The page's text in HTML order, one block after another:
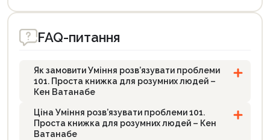
FAQ-питання
Як замовити Уміння розв’язувати проблеми
101. Проста книжка для розумних людей –
Кен Ватанабе
Ціна Уміння розв’язувати проблеми 101.
Проста книжка для розумних людей – Кен
Ватанабе